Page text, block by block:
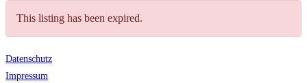
This listing has been expired.
Datenschutz
Impressum